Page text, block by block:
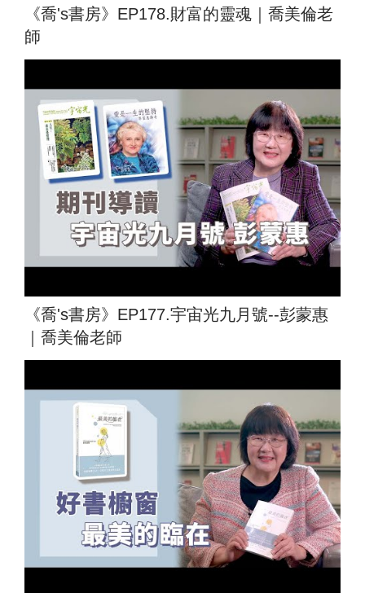
《喬's書房》EP178.財富的靈魂｜喬美倫老
師
《喬's書房》EP177.宇宙光九月號--彭蒙惠
｜喬美倫老師